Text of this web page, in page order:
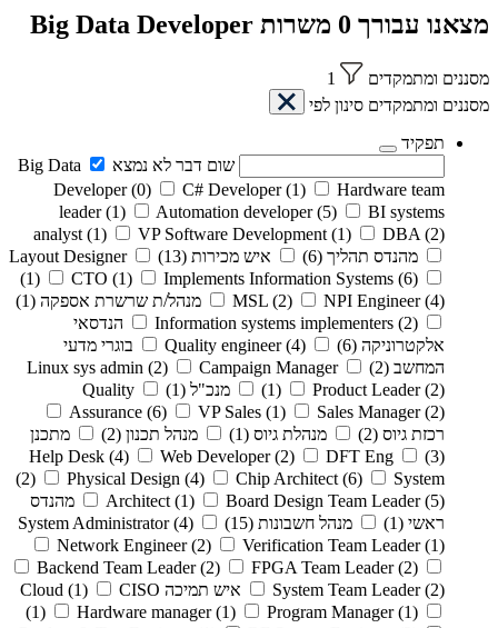
מצאנו עבורך 0 משרות Big Data Developer
מסננים ומתמקדים
1
מסננים ומתמקדים סינון לפי
תפקיד
שום דבר לא נמצא
Big Data
Developer (0) C# Developer (1)
Hardware team
leader (1) Automation developer (5)
BI systems
analyst (1) VP Software Development (1) DBA (2)
מהנדס תהליך (6) איש מכירות (13)
Layout Designer
(1)
CTO (1) Implements Information Systems (6)
MSL (2) NPI Engineer (4) מנהל/ת שרשרת אספקה (1)
Information systems implementers (2)
הנדסאי
אלקטרוניקה (6)
Quality engineer (4)
בוגרי מדעי
המחשב (2)
Linux sys admin (2)
Campaign Manager
(1)
Product Leader (2) מנכ"ל (1)
Quality
Assurance (6) VP Sales (1) Sales Manager (2)
רכזת גיוס (2) מנהלת גיוס (1) מנהל תכנון (2)
מתכנן
(3)
Help Desk (4) Web Developer (2)
DFT Eng
(2)
Physical Design (4) Chip Architect (6)
System
Architect (1) Board Design Team Leader (5)
מהנדס
ראשי (1) מנהל חשבונות (15)
System Administrator (4)
Network Engineer (2) Verification Team Leader (1)
Backend Team Leader (2) FPGA Team Leader (2)
System Team Leader (2) איש תמיכה Cloud (1)
CISO
(1)
Hardware manager (1) Program Manager (1)